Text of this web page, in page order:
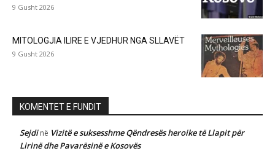
9 Gusht 2026
MITOLOGJIA ILIRE E VJEDHUR NGA SLLAVËT
9 Gusht 2026
KOMENTET E FUNDIT
Sejdinë Vizitë e suksesshme Qëndresës heroike të Llapit për
Lirinë dhe Pavarësinë e Kosovës